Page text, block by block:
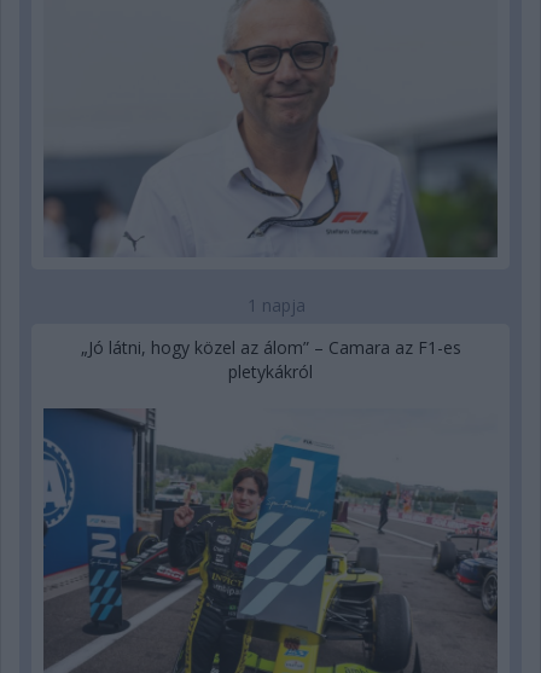
1 napja
„Jó látni, hogy közel az álom” – Camara az F1-es
pletykákról